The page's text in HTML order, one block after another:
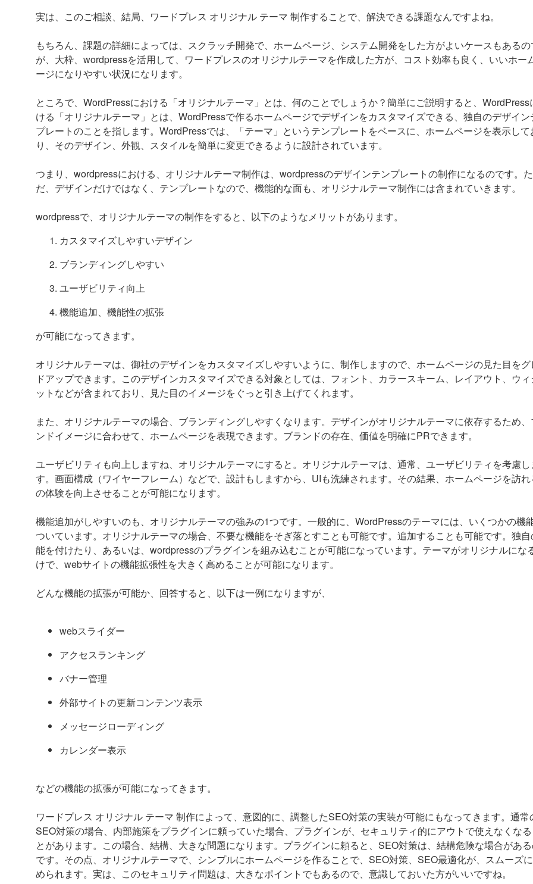
実は、このご相談、結局、ワードプレス オリジナル テーマ 制作することで、解決できる課題なんですよね。
もちろん、課題の詳細によっては、スクラッチ開発で、ホームページ、システム開発をした方がよいケースもあるの
が、大枠、wordpressを活用して、ワードプレスのオリジナルテーマを作成した方が、コスト効率も良く、いいホー
ージになりやすい状況になります。
ところで、WordPressにおける「オリジナルテーマ」とは、何のことでしょうか？簡単にご説明すると、WordPress
ける「オリジナルテーマ」とは、WordPressで作るホームページでデザインをカスタマイズできる、独自のデザイン
プレートのことを指します。WordPressでは、「テーマ」というテンプレートをベースに、ホームページを表示して
り、そのデザイン、外観、スタイルを簡単に変更できるように設計されています。
つまり、wordpressにおける、オリジナルテーマ制作は、wordpressのデザインテンプレートの制作になるのです。た
だ、デザインだけではなく、テンプレートなので、機能的な面も、オリジナルテーマ制作には含まれていきます。
wordpressで、オリジナルテーマの制作をすると、以下のようなメリットがあります。
カスタマイズしやすいデザイン
ブランディングしやすい
ユーザビリティ向上
機能追加、機能性の拡張
が可能になってきます。
オリジナルテーマは、御社のデザインをカスタマイズしやすいように、制作しますので、ホームページの見た目をグ
ドアップできます。このデザインカスタマイズできる対象としては、フォント、カラースキーム、レイアウト、ウィ
ットなどが含まれており、見た目のイメージをぐっと引き上げてくれます。
また、オリジナルテーマの場合、ブランディングしやすくなります。デザインがオリジナルテーマに依存するため、
ンドイメージに合わせて、ホームページを表現できます。ブランドの存在、価値を明確にPRできます。
ユーザビリティも向上しますね、オリジナルテーマにすると。オリジナルテーマは、通常、ユーザビリティを考慮し
す。画面構成（ワイヤーフレーム）などで、設計もしますから、UIも洗練されます。その結果、ホームページを訪
の体験を向上させることが可能になります。
機能追加がしやすいのも、オリジナルテーマの強みの1つです。一般的に、WordPressのテーマには、いくつかの機
ついています。オリジナルテーマの場合、不要な機能をそぎ落とすことも可能です。追加することも可能です。独
能を付けたり、あるいは、wordpressのプラグインを組み込むことが可能になっています。テーマがオリジナルにな
けで、webサイトの機能拡張性を大きく高めることが可能になります。
どんな機能の拡張が可能か、回答すると、以下は一例になりますが、
webスライダー
アクセスランキング
バナー管理
外部サイトの更新コンテンツ表示
メッセージローディング
カレンダー表示
などの機能の拡張が可能になってきます。
ワードプレス オリジナル テーマ 制作によって、意図的に、調整したSEO対策の実装が可能にもなってきます。通常
SEO対策の場合、内部施策をプラグインに頼っていた場合、プラグインが、セキュリティ的にアウトで使えなくなる
とがあります。この場合、結構、大きな問題になります。プラグインに頼ると、SEO対策は、結構危険な場合があ
です。その点、オリジナルテーマで、シンプルにホームページを作ることで、SEO対策、SEO最適化が、スムーズ
められます。実は、このセキュリティ問題は、大きなポイントでもあるので、意識しておいた方がいいですね。